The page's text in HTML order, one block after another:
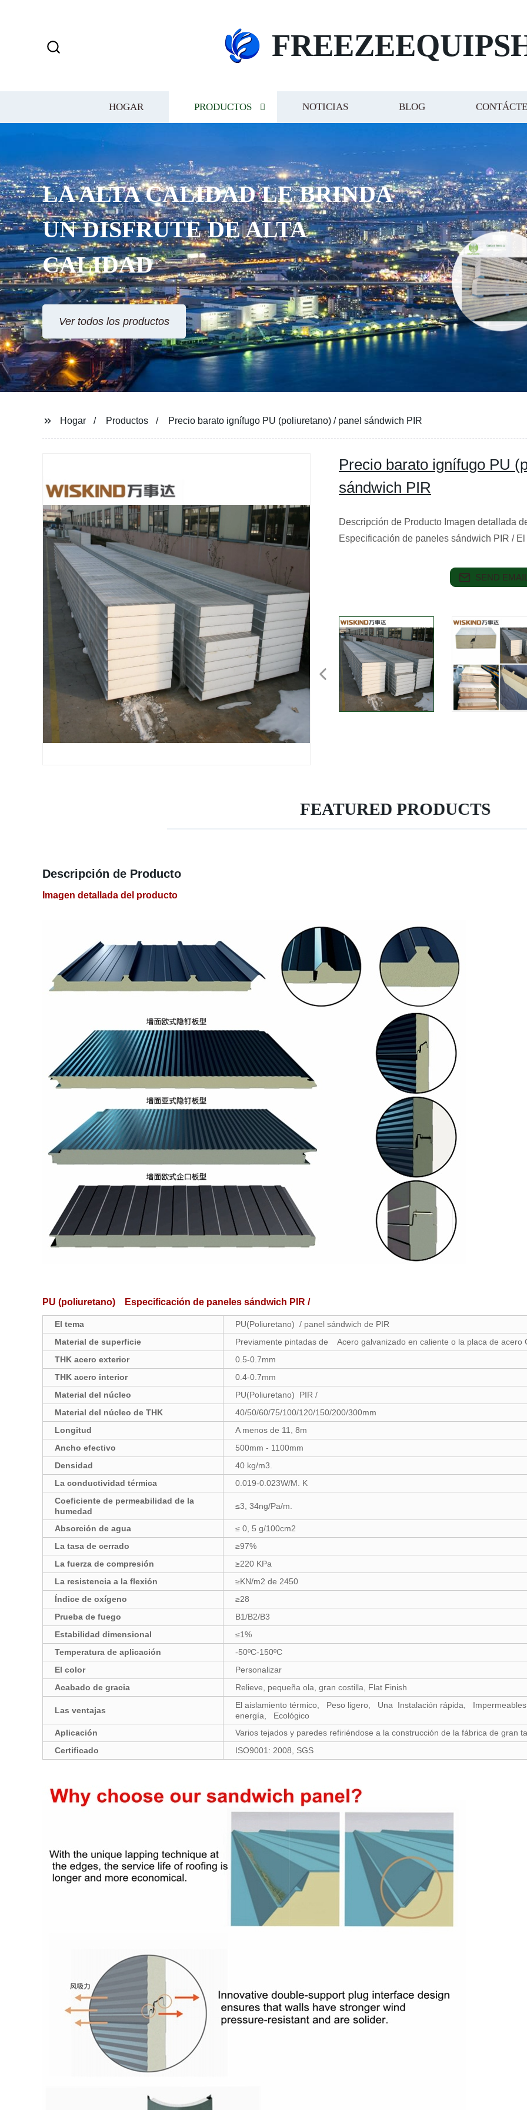
HOGAR PRODUCTOS NOTICIAS BLOG
LA ALTA CALIDAD LE BRINDA
UN DISFRUTE DE ALTA
CALIDAD
Ver todos los productos
Hogar Productos Precio barato ignífugo PU (poliuretano) / panel sándwich PIR
Precio barato ignífugo PU
sándwich PIR
Descripción de Producto Imagen detallada
Especificación de paneles sándwich PIR /
SEND
FEATURED PRODUCTS
Descripción de Producto
Imagen detallada del producto
PU (poliuretano) Especificación de paneles sándwich PIR /
El tema
PU(Poliuretano) / panel sándwich de PIR
Material de superficie
Previamente pintadas de Acero galvanizado en caliente o la placa de acero
THK acero exterior
0.5-0.7mm
THK acero interior
0.4-0.7mm
Material del núcleo
PU(Poliuretano) PIR /
Material del núcleo de THK
40/50/60/75/100/120/150/200/300mm
Longitud
A menos de 11, 8m
Ancho efectivo
500mm - 1100mm
Densidad
40 kg/m3.
La conductividad térmica
0.019-0.023W/M. K
Coeficiente de permeabilidad de la
humedad
≤3, 34ng/Pa/m.
Absorción de agua
≤ 0, 5 g/100cm2
La tasa de cerrado
≥97%
La fuerza de compresión
≥220 KPa
La resistencia a la flexión
≥KN/m2 de 2450
Índice de oxígeno
≥28
Prueba de fuego
B1/B2/B3
Estabilidad dimensional
≤1%
Temperatura de aplicación
-50ºC-150ºC
El color
Personalizar
Acabado de gracia
Relieve, pequeña ola, gran costilla, Flat Finish
Las ventajas
El aislamiento térmico, Peso ligero, Una Instalación rápida,
energía, Ecológico
Aplicación
Varios tejados y paredes refiriéndose a la construcción de la fábrica de gran
Certificado
ISO9001: 2008, SGS